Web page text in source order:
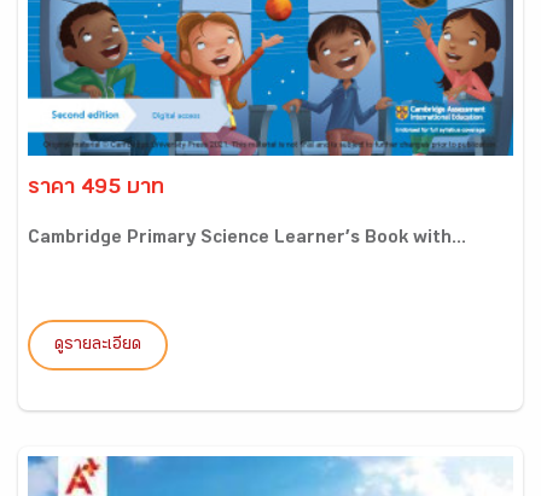
ราคา 495 บาท
Cambridge Primary Science Learner’s Book with...
ดูรายละเอียด